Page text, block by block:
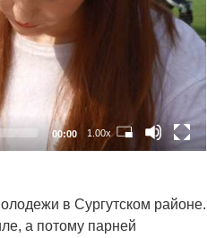
00:00 1.00x
в Сургутском районе.
а потому парней